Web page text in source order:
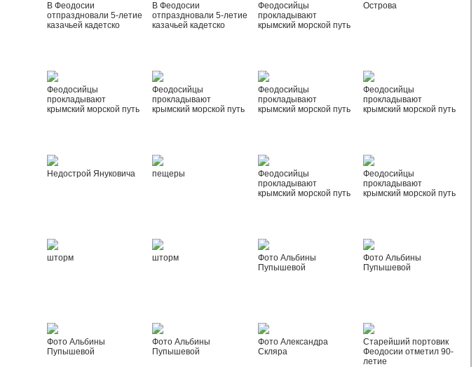
В Феодосии
отпраздновали 5-летие
казачьей кадетско
В Феодосии
отпраздновали 5-летие
казачьей кадетско
Феодосийцы
прокладывают
крымский морской путь
Острова
Феодосийцы
прокладывают
крымский морской путь
Феодосийцы
прокладывают
крымский морской путь
Феодосийцы
прокладывают
крымский морской путь
Феодосийцы
прокладывают
крымский морской путь
Недострой Януковича пещеры
Феодосийцы
прокладывают
крымский морской путь
Феодосийцы
прокладывают
крымский морской путь
шторм шторм
Фото Альбины
Пупышевой
Фото Альбины
Пупышевой
Фото Альбины
Пупышевой
Фото Альбины
Пупышевой
Фото Александра
Скляра
Старейший портовик
Феодосии отметил 90-
летие